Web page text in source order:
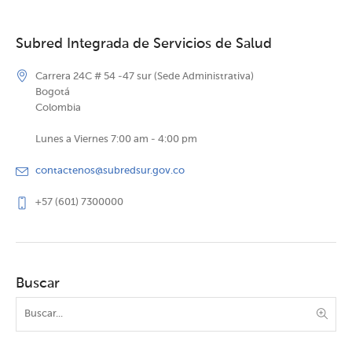
Subred Integrada de Servicios de Salud
Carrera 24C # 54 -47 sur (Sede Administrativa)
Bogotá
Colombia
Lunes a Viernes 7:00 am - 4:00 pm
contactenos@subredsur.gov.co
+57 (601) 7300000
Buscar